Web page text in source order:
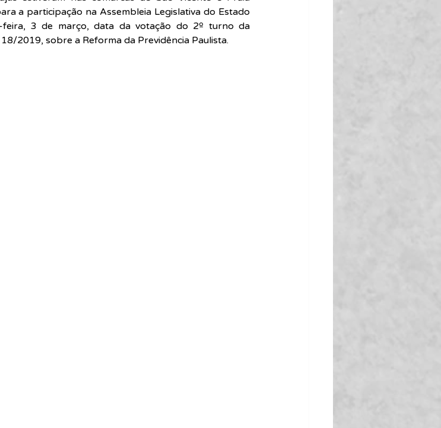
a participação na Assembleia Legislativa do Estado
3 de março, data da votação do 2º turno da
2019, sobre a Reforma da Previdência Paulista.